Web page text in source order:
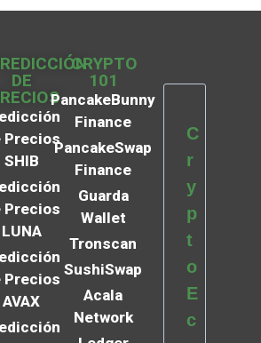
DE
Precios
SHIB
Precios
LUNA
Precios
AVAX
CRYPTO
101
PancakeBunny
Finance
PancakeSwap
Finance
Guarda
Wallet
Tronscan
SushiSwap
Acala
Network
C
r
y
p
t
o
E
c